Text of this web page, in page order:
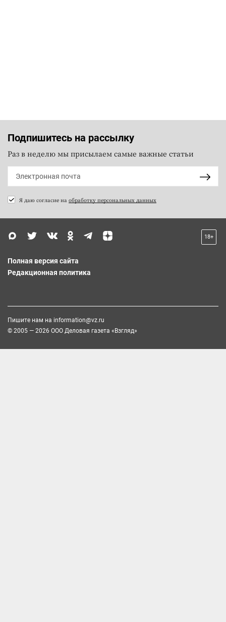
Подпишитесь на рассылку
Раз в неделю мы присылаем самые важные статьи
Я даю согласие на обработку персональных данных
18+
Полная версия сайта
Редакционная политика
Пишите нам на information@vz.ru
© 2005 — 2026 ООО Деловая газета «Взгляд»